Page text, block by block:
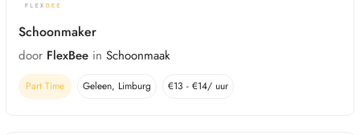
Schoonmaker
door FlexBee in Schoonmaak
Part Time Geleen, Limburg €13 - €14/ uur